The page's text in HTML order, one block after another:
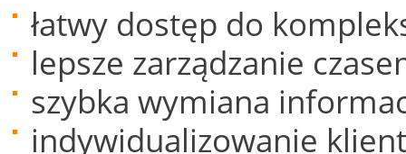
łatwy dostęp do
lepsze zarządzanie
szybka wymiana
indywidualizowanie